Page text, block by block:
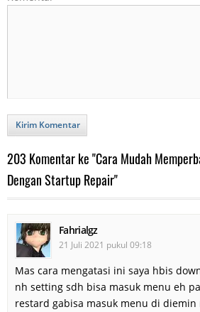
Kirim Komentar
203 Komentar ke "Cara Mudah
Dengan Startup Repair"
Fahrialgz
21 Juli 2021 pukul 09:18
Mas cara mengatasi ini saya hbis
nh setting sdh bisa masuk menu eh
restard gabisa masuk menu di diemin